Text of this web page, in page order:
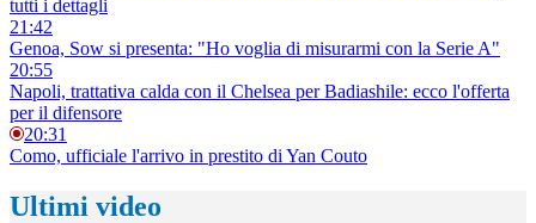
tutti i dettagli
21:42
Genoa, Sow si presenta: "Ho voglia di misurarmi con la Serie A"
20:55
Napoli, trattativa calda con il Chelsea per Badiashile: ecco l'offerta
per il difensore
20:31
Como, ufficiale l'arrivo in prestito di Yan Couto
Ultimi video